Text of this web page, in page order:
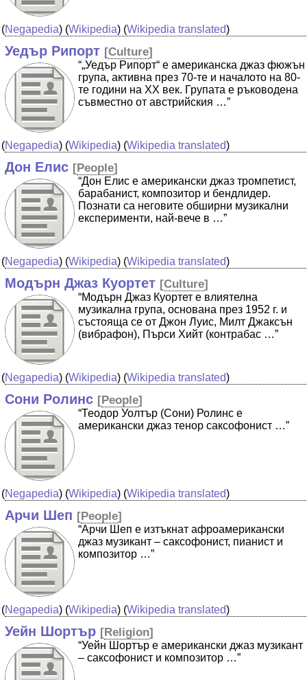
(Negapedia) (Wikipedia) (Wikipedia translated)
Уедър Рипорт [Culture]
“„Уедър Рипорт“ е американска джаз фюжън
група, активна през 70-те и началото на 80-
те години на ХХ век. Групата е ръководена
съвместно от австрийския …”
(Negapedia) (Wikipedia) (Wikipedia translated)
Дон Елис [People]
“Дон Елис е американски джаз тромпетист,
барабанист, композитор и бендлидер.
Познати са неговите обширни музикални
експерименти, най-вече в …”
(Negapedia) (Wikipedia) (Wikipedia translated)
Модърн Джаз Куортет [Culture]
“Модърн Джаз Куортет е влиятелна
музикална група, основана през 1952 г. и
състояща се от Джон Луис, Милт Джаксън
(вибрафон), Пърси Хийт (контрабас …”
(Negapedia) (Wikipedia) (Wikipedia translated)
Сони Ролинс [People]
“Теодор Уолтър (Сони) Ролинс е
американски джаз тенор саксофонист …”
(Negapedia) (Wikipedia) (Wikipedia translated)
Арчи Шеп [People]
“Арчи Шеп е изтъкнат афроамерикански
джаз музикант – саксофонист, пианист и
композитор …”
(Negapedia) (Wikipedia) (Wikipedia translated)
Уейн Шортър [Religion]
“Уейн Шортър е американски джаз музикант
– саксофонист и композитор …”